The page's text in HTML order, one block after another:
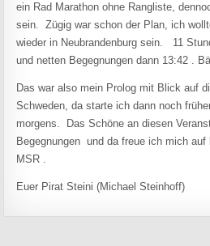
ein Rad Marathon ohne Rangliste,
sein. Zügig war schon der Plan, ich
wieder in Neubrandenburg sein. 11
und netten Begegnungen dann 13:42 .
Das war also mein Prolog mit Blick auf
Schweden, da starte ich dann noch
morgens. Das Schöne an diesen
Begegnungen und da freue ich mich
MSR .
Euer Pirat Steini (Michael Steinhoff)